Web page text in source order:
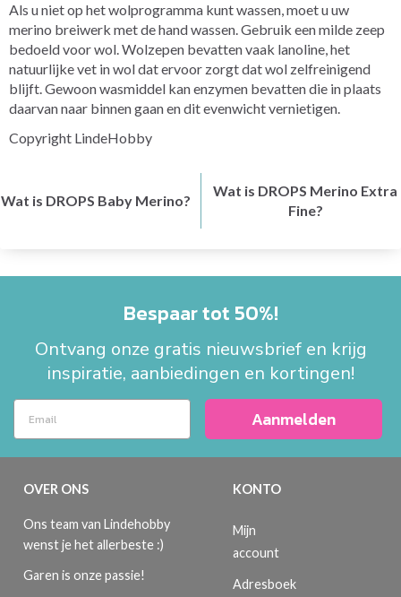
Als u niet op het wolprogramma kunt wassen, moet u uw
merino breiwerk met de hand wassen. Gebruik een milde zeep
bedoeld voor wol. Wolzepen bevatten vaak lanoline, het
natuurlijke vet in wol dat ervoor zorgt dat wol zelfreinigend
blijft. Gewoon wasmiddel kan enzymen bevatten die in plaats
daarvan naar binnen gaan en dit evenwicht vernietigen.
Copyright LindeHobby
Wat is DROPS Baby Merino?
Wat is DROPS Merino Extra
Fine?
Bespaar tot 50%!
Ontvang onze gratis nieuwsbrief en krijg
inspiratie, aanbiedingen en kortingen!
Aanmelden
OVER ONS
Ons team van Lindehobby
wenst je het allerbeste :)
Garen is onze passie!
KONTO
Mijn
account
Adresboek